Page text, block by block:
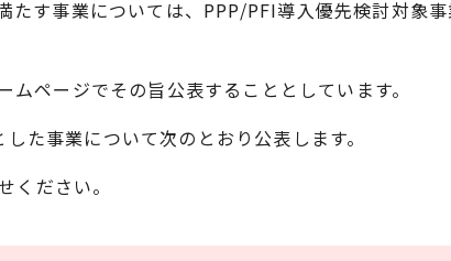
す事業については、PPP/PFI導入優先検討対象
ページでその旨公表することとしています。
た事業について次のとおり公表します。
ください。